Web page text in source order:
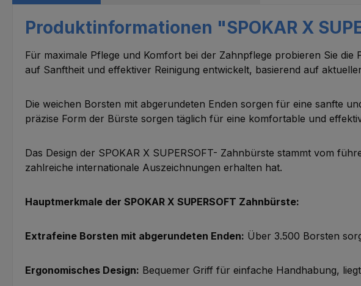
Produktinformationen "SPOKAR X
Für maximale Pflege und Komfort bei der Zahnpflege probieren Sie
auf Sanftheit und effektiver Reinigung entwickelt, basierend auf
Die weichen Borsten mit abgerundeten Enden sorgen für eine sanfte
präzise Form der Bürste sorgen täglich für eine komfortable und
Das Design der SPOKAR X SUPERSOFT- Zahnbürste stammt vom
zahlreiche internationale Auszeichnungen erhalten hat.
Hauptmerkmale der SPOKAR X SUPERSOFT Zahnbürste:
Extrafeine Borsten mit abgerundeten Enden: Über 3.500 Borsten
Ergonomisches Design: Bequemer Griff für einfache Handhabung,